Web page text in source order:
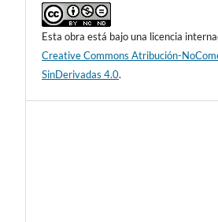
Esta obra está bajo una licencia
Creative Commons Atribución-
SinDerivadas 4.0.